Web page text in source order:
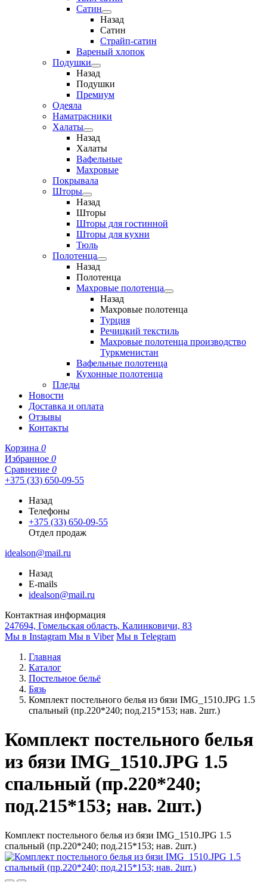
Сатин
Назад
Сатин
Страйп-сатин
Вареный хлопок
Подушки
Назад
Подушки
Премиум
Одеяла
Наматрасники
Халаты
Назад
Халаты
Вафельные
Махровые
Покрывала
Шторы
Назад
Шторы
Шторы для гостинной
Шторы для кухни
Тюль
Полотенца
Назад
Полотенца
Махровые полотенца
Назад
Махровые полотенца
Турция
Речицкий текстиль
Махровые полотенца производство
Туркменистан
Вафельные полотенца
Кухонные полотенца
Пледы
Новости
Доставка и оплата
Отзывы
Контакты
Корзина 0
Избранное 0
Сравнение 0
+375 (33) 650-09-55
Назад
Телефоны
+375 (33) 650-09-55
Отдел продаж
idealson@mail.ru
Назад
E-mails
idealson@mail.ru
Контактная информация
247694, Гомельская область, Калинковичи, 83
Мы в Instagram Мы в Viber Мы в Telegram
Главная
Каталог
Постельное бельё
Бязь
Комплект постельного белья из бязи IMG_1510.JPG 1.5
спальный (пр.220*240; под.215*153; нав. 2шт.)
Комплект постельного белья
из бязи IMG_1510.JPG 1.5
спальный (пр.220*240;
под.215*153; нав. 2шт.)
Комплект постельного белья из бязи IMG_1510.JPG 1.5
спальный (пр.220*240; под.215*153; нав. 2шт.)